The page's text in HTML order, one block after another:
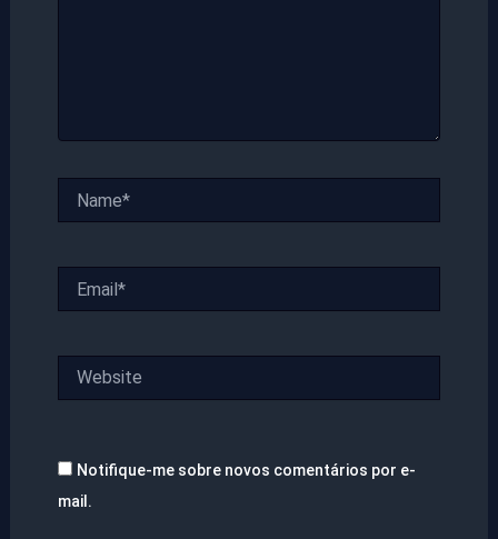
Notifique-me sobre novos comentários por e-
mail.